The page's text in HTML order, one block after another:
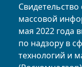
Свидетельство
массовой
мая 2022 года
по надзору в
технологий и